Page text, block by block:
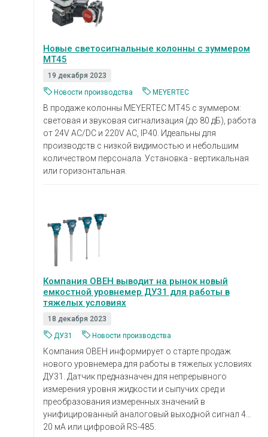
Новые светосигнальные колонны с зуммером
MT45
19 декабря 2023
Новости производства
MEYERTEC
В продаже колонны MEYERTEC MT45 с зуммером:
световая и звуковая сигнализация (до 80 дБ), работа
от 24V AC/DC и 220V AC, IP40. Идеальны для
производств с низкой видимостью и небольшим
количеством персонала. Установка - вертикальная
или горизонтальная.
Компания ОВЕН выводит на рынок новый
емкостной уровнемер ДУ31 для работы в
тяжелых условиях
18 декабря 2023
ДУ31
Новости производства
Компания ОВЕН информирует о старте продаж
нового уровнемера для работы в тяжелых условиях
ДУ31. Датчик предназначен для непрерывного
измерения уровня жидкости и сыпучих сред и
преобразования измеренных значений в
унифицированный аналоговый выходной сигнал 4…
20 мА или цифровой RS-485.